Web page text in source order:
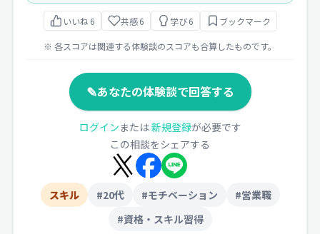
いいね 6 共感 6 学び 6 ブックマーク
※ 各スコアは関連する体験談のスコアも合算したものです。
✎あなたの体験談で回答する
ログインまたは新規登録が必要です
この相談をシェアする
スキル #20代 #モチベーション
#営業職
#資格・スキル習得